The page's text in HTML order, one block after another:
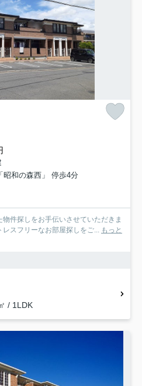
昭和の森西」 停歩4分
件探しをお手伝いさせていただきま
スフリーなお部屋探しをご... もっと
/ 1LDK